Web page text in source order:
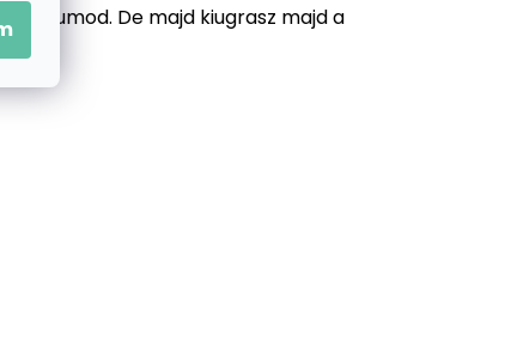
De majd kiugrasz majd a